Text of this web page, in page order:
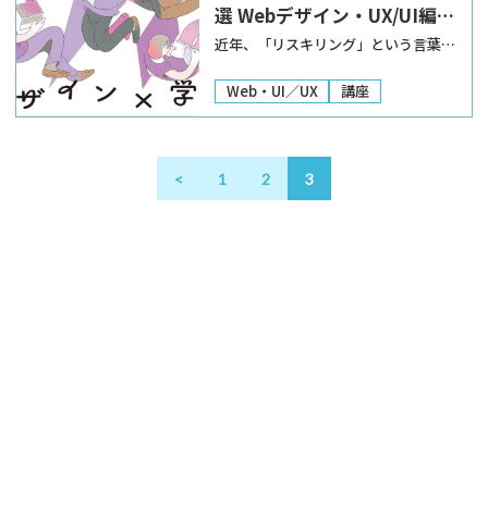
選 Webデザイン・UX/UI編
【2025-2026年】
近年、「リスキリング」という言葉が
ルの修得を意識する人は、ますます増
えてきているのではないでしょうか？
分野を学ぶことができる、社会人にも
おすすめ […]
Web・UI／UX 講座
< 1 2 3